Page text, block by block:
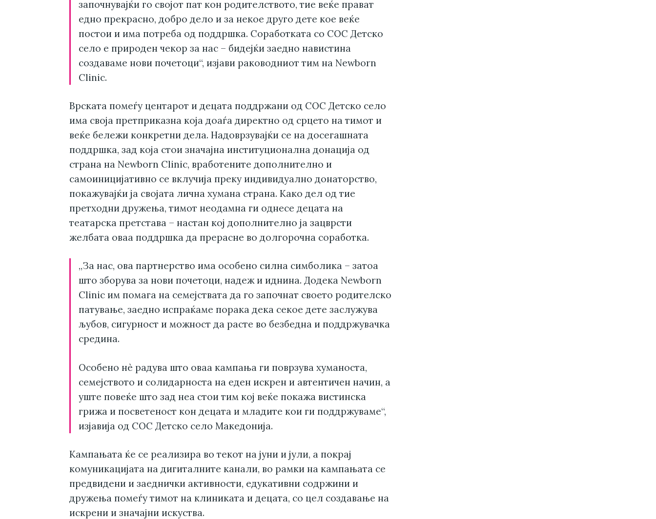
започнувајќи го својот пат кон родителството, тие веќе прават
едно прекрасно, добро дело и за некое друго дете кое веќе
постои и има потреба од поддршка. Соработката со СОС Детско
село е природен чекор за нас – бидејќи заедно навистина
создаваме нови почетоци“, изјави раководниот тим на Newborn
Clinic.
Врската помеѓу центарот и децата поддржани од СОС Детско село
има своја претприказна која доаѓа директно од срцето на тимот и
веќе бележи конкретни дела. Надоврзувајќи се на досегашната
поддршка, зад која стои значајна институционална донација од
страна на Newborn Clinic, вработените дополнително и
самоиницијативно се вклучија преку индивидуално донаторство,
покажувајќи ја својата лична хумана страна. Како дел од тие
претходни дружења, тимот неодамна ги однесе децата на
театарска претстава – настан кој дополнително ја зацврсти
желбата оваа поддршка да прерасне во долгорочна соработка.
„За нас, ова партнерство има особено силна симболика – затоа
што зборува за нови почетоци, надеж и иднина. Додека Newborn
Clinic им помага на семејствата да го започнат своето родителско
патување, заедно испраќаме порака дека секое дете заслужува
љубов, сигурност и можност да расте во безбедна и поддржувачка
средина.
Особено нѐ радува што оваа кампања ги поврзува хуманоста,
семејството и солидарноста на еден искрен и автентичен начин, а
уште повеќе што зад неа стои тим кој веќе покажа вистинска
грижа и посветеност кон децата и младите кои ги поддржуваме“,
изјавија од СОС Детско село Македонија.
Кампањата ќе се реализира во текот на јуни и јули, а покрај
комуникацијата на дигиталните канали, во рамки на кампањата се
предвидени и заеднички активности, едукативни содржини и
дружења помеѓу тимот на клиниката и децата, со цел создавање на
искрени и значајни искуства.